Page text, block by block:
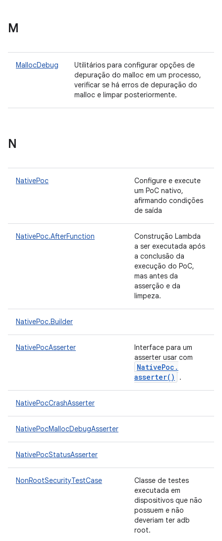
M
MallocDebug
Utilitários para configurar opções de
depuração do malloc em um processo,
verificar se há erros de depuração do
malloc e limpar posteriormente.
N
NativePoc
Configure e execute
um PoC nativo,
afirmando condições
de saída
NativePoc.AfterFunction
Construção Lambda
a ser executada após
a conclusão da
execução do PoC,
mas antes da
asserção e da
limpeza.
NativePoc.Builder
NativePocAsserter
Interface para um
asserter usar com
NativePoc .
asserter( ) .
NativePocCrashAsserter
NativePocMallocDebugAsserter
NativePocStatusAsserter
NonRootSecurityTestCase
Classe de testes
executada em
dispositivos que não
possuem e não
deveriam ter adb
root.